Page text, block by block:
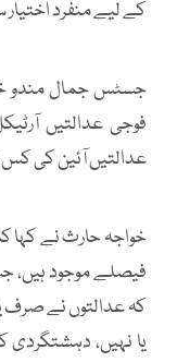
کے لیے منفرد
جسٹس جمال مندو
عدالتیں آئین کی کس
خواجہ حارث نے کہا
فیصلے موجود
کہ عدالتوں نے صرف
یا نہیں، دہشتگردی